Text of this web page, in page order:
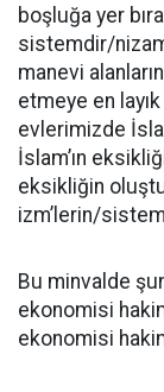
boşluğa yer
sistemdir/
manevi
etmeye en layık
evlerimizde
İslam’ın
eksikliğin
izm’lerin/
Bu minvalde
ekonomisi
ekonomisi